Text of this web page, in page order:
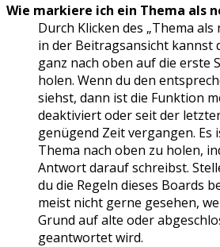
Wie markiere ich ein Thema als
Durch Klicken des „Thema
in der Beitragsansicht kannst
ganz nach oben auf die erste
holen. Wenn du den
siehst, dann ist die Funktion
deaktiviert oder seit der
genügend Zeit vergangen. Es
Thema nach oben zu holen,
Antwort darauf schreibst.
du die Regeln dieses Boards
meist nicht gerne gesehen,
Grund auf alte oder
geantwortet wird.